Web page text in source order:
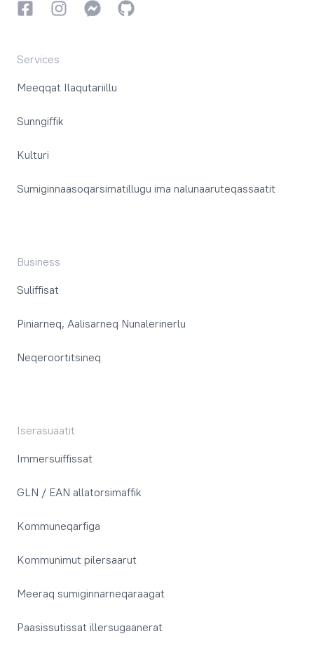
FacebookkiInstagrammiInstagrammi
GitHub
Services
Meeqqat Ilaqutariillu
Sunngiffik
Kulturi
Sumiginnaasoqarsimatillugu ima nalunaaruteqassaatit
Business
Suliffisat
Piniarneq, Aalisarneq Nunalerinerlu
Neqeroortitsineq
Iserasuaatit
Immersuiffissat
GLN / EAN allatorsimaffik
Kommuneqarfiga
Kommunimut pilersaarut
Meeraq sumiginnarneqaraagat
Paasissutissat illersugaanerat